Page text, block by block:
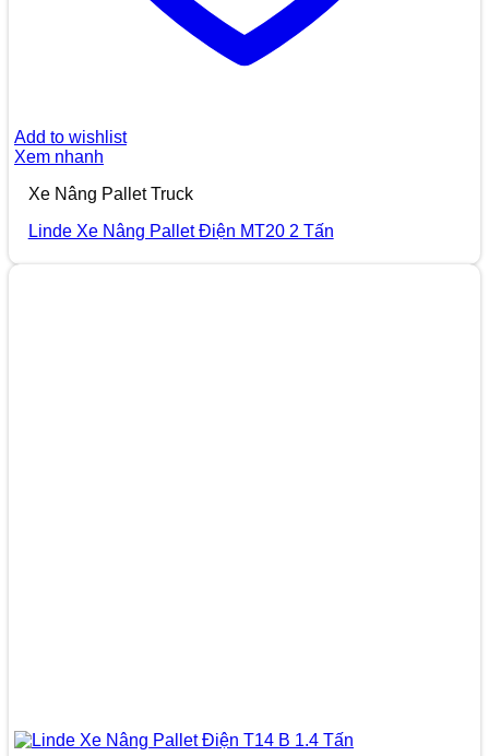
Add to wishlist
Xem nhanh
Xe Nâng Pallet Truck
Linde Xe Nâng Pallet Điện MT20 2 Tấn